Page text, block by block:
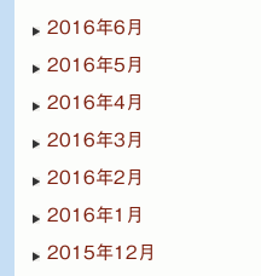
2016年6月
2016年5月
2016年4月
2016年3月
2016年2月
2016年1月
2015年12月